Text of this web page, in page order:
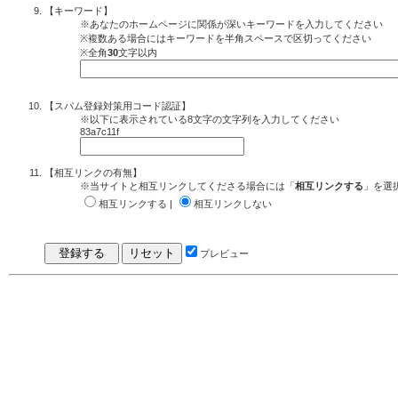
【キーワード】
※あなたのホームページに関係が深いキーワードを入力してください
※複数ある場合にはキーワードを半角スペースで区切ってください
※全角30文字以内
【スパム登録対策用コード認証】
※以下に表示されている8文字の文字列を入力してください
83a7c11f
【相互リンクの有無】
※当サイトと相互リンクしてくださる場合には「相互リンクする 」を選
相互リンクする |
相互リンクしない
プレビュー